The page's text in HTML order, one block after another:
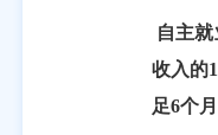
自主
收入的
足6个